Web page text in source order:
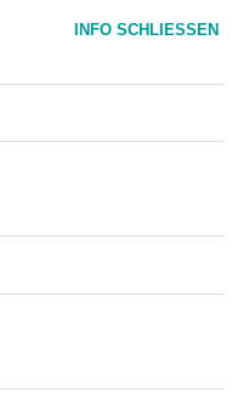
INFO SCHLIESSEN